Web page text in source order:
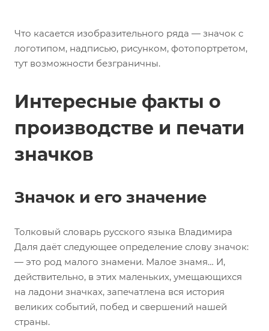
Что касается изобразительного ряда — значок с
логотипом, надписью, рисунком, фотопортретом,
тут возможности безграничны.
Интересные факты о
производстве и печати
значков
Значок и его значение
Толковый словарь русского языка Владимира
Даля даёт следующее определение слову значок:
— это род малого знамени. Малое знамя… И,
действительно, в этих маленьких, умещающихся
на ладони значках, запечатлена вся история
великих событий, побед и свершений нашей
страны.